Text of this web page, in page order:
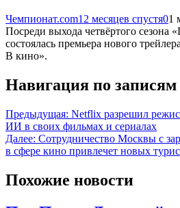
Чемпионат.com12 месяцев спустя01
Посреди выхода четвёртого сезона
состоялась премьера нового
В кино».
Навигация по записям
Предыдущая: Netflix разрешил
ИИ в своих фильмах и сериалах
Далее: Сотрудничество Москвы с
в сфере кино привлечет новых
Похожие новости